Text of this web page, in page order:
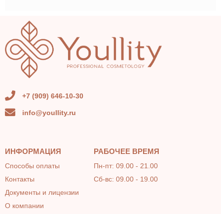
+7 (909) 646-10-30
info@youllity.ru
ИНФОРМАЦИЯ
Способы оплаты
Контакты
Документы и лицензии
О компании
РАБОЧЕЕ ВРЕМЯ
Пн-пт: 09.00 - 21.00
Сб-вс: 09.00 - 19.00